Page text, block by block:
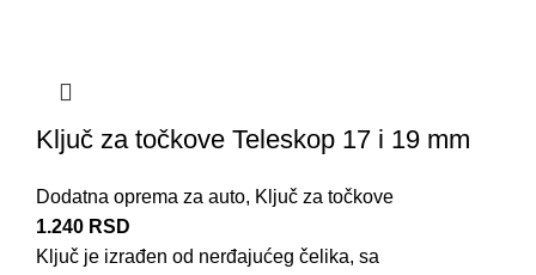
Ključ za točkove Teleskop 17 i 19 mm
Dodatna oprema za auto, Ključ za točkove
1.240 RSD
Ključ je izrađen od nerđajućeg čelika, sa